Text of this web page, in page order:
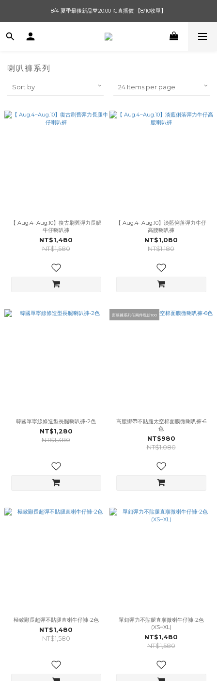
單筆滿$1000【先付款】 / 滿$2000【超取付款】 🚚免運費
8/4 夏季最後新品💙20:00 IG直播價 【8/10收單】
單筆滿$1000【先付款】 / 滿$2000【超取付款】 🚚免運費
喇叭褲系列
Sort by 24 Items per page
【 Aug.4–Aug.10】復古刷舊彈力長腿
牛仔喇叭褲
NT$1,480
NT$1,580
【 Aug.4–Aug.10】淡藍俐落彈力牛仔
高腰喇叭褲
NT$1,080
NT$1,180
韓國單寧線條造型長腿喇叭褲-2色
NT$1,280
NT$1,380
面膜褲系列任兩件現折100
高腰綁帶不貼腿太空棉面膜微喇叭褲-6
色
NT$980
NT$1,080
極致顯長超彈不貼腿直喇牛仔褲-2色
NT$1,480
NT$1,580
單釦彈力不貼腿直順微喇牛仔褲-2色
(XS~XL)
NT$1,480
NT$1,580